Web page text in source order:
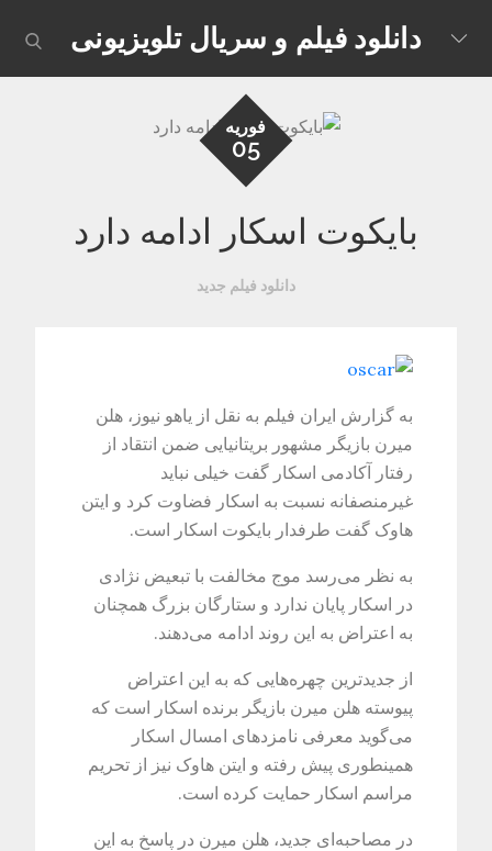
content
دانلود فیلم و سریال تلویزیونی
فوریه
05
بایکوت اسکار ادامه دارد
دانلود فیلم جدید
به گزارش ایران فیلم به نقل از یاهو نیوز، هلن
میرن بازیگر مشهور بریتانیایی ضمن انتقاد از
رفتار آکادمی اسکار گفت خیلی نباید
غیرمنصفانه نسبت به اسکار فضاوت کرد و ایتن
هاوک گفت طرفدار بایکوت اسکار است.
به نظر می‌رسد موج مخالفت با تبعیض نژادی
در اسکار پایان ندارد و ستارگان بزرگ همچنان
به اعتراض به این روند ادامه می‌دهند.
از جدیدترین چهره‌هایی که به این اعتراض
پیوسته هلن میرن بازیگر برنده اسکار است که
می‌گوید معرفی نامزدهای امسال اسکار
همینطوری پیش رفته و ایتن هاوک نیز از تحریم
مراسم اسکار حمایت کرده است.
در مصاحبه‌ای جدید، هلن میرن در پاسخ به این